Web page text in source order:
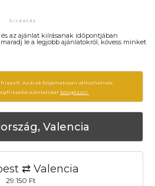
az ajánlat kiírásanak időpontjában
le a legjobb ajánlatokról, kövess minket
frissült. Az árak folyamatosan változhatnak,
ajánlatokat böngészni.
Valencia
⇄ Valencia
29.150 Ft